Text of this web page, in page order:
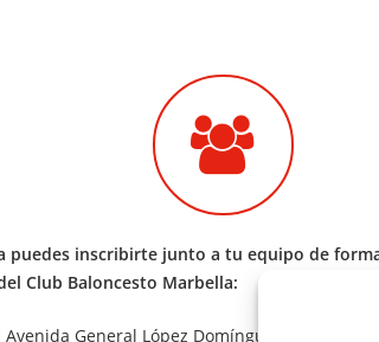
puedes inscribirte junto a tu equipo de
Club Baloncesto Marbella:
Avenida General López Domínguez, s/n 29603